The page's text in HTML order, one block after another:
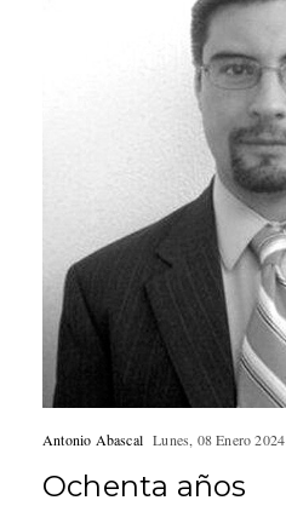
Antonio Abascal Lunes, 08 Enero 2024
Ochenta años